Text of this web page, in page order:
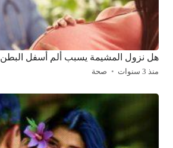
هل نزول المشيمة يسبب ألم أسفل البطن
منذ 3 سنوات صحة